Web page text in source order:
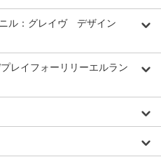
ル：グレイヴ デザイン
レイフォーリリーエルラン